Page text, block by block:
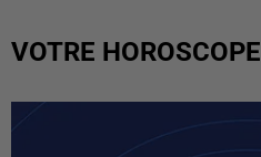
VOTRE HOROSCOPE